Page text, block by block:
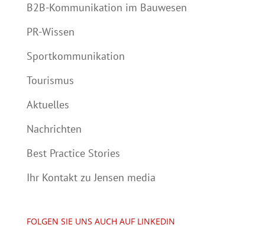
B2B-Kommunikation im Bauwesen
PR-Wissen
Sportkommunikation
Tourismus
Aktuelles
Nachrichten
Best Practice Stories
Ihr Kontakt zu Jensen media
FOLGEN SIE UNS AUCH AUF LINKEDIN